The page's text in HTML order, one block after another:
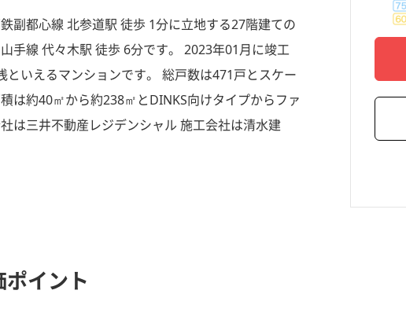
副都心線 北参道駅 徒歩 1分に立地する27階建ての
手線 代々木駅 徒歩 6分です。 2023年01月に竣工
いえるマンションです。 総戸数は471戸とスケー
は約40㎡から約238㎡とDINKS向けタイプからファ
は三井不動産レジデンシャル 施工会社は清水建
イント